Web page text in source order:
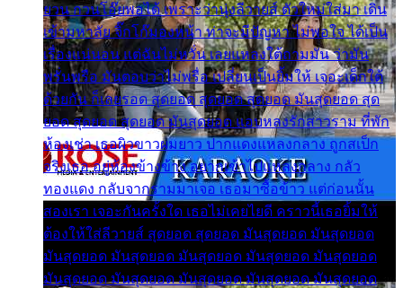
ยวน กวนโอ๊ยพอได้ เพราะว่านุ่งลีวายส์ ตัวใหม่ใส่มา เดิน
เข้ามหาลัย จิ๊กโก๊มองหน้า ท่าจะมีปัญหา ไม่พอใจ ได้เป็น
เรื่องแน่นอน แต่ฉันไม่หวั่น เลยแหลงใต้ถามมัน ว่ามัน
พรั่นพรือ มันตอบว่าไม่พรื่อ เปลี่ยนเป็นยิ้มให้ เจอะเด็กใต้
ด้วยกัน ก็เลยรอด สุดยอด สุดยอด สุดยอด มันสุดยอด สุด
ยอด สุดยอด สุดยอด มันสุดยอด แอบหลงรักสาวราม ที่พัก
ห้องเช่า เธอผิวขาวผมยาว ปากแดงแหลงกลาง ถูกสเป็ก
จริงเธอ อยู่ห้องข้างข้าง อยากเข้าไปแหลงกลาง กลัว
ทองแดง กลับจากรามมาเจอ เธอมาซื้อข้าว แต่ก่อนนั้น
สองเรา เจอะกันครั้งใด เธอไม่เคยไยดี คราวนี้เธอยิ้มให้
ต้องให้ใส่ลีวายส์ สุดยอด สุดยอด มันสุดยอด มันสุดยอด
มันสุดยอด มันสุดยอด มันสุดยอด มันสุดยอด มันสุดยอด
มันสุดยอด มันสุดยอด มันสุดยอด มันสุดยอด มันสุดยอด